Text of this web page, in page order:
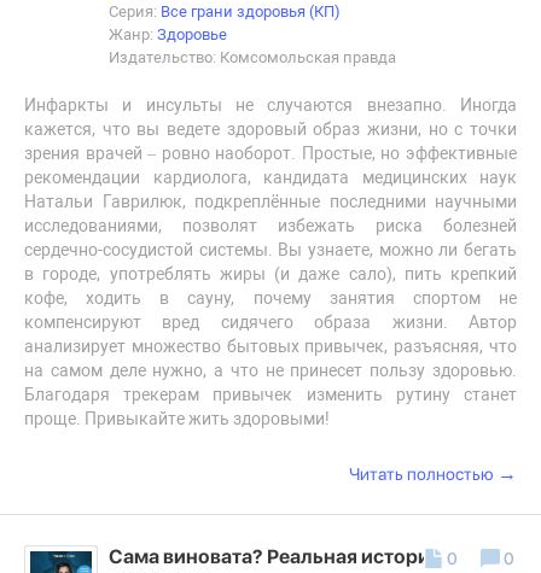
Серия: Все грани здоровья (КП)
Жанр: Здоровье
Издательство: Комсомольская правда
Инфаркты и инсульты не случаются внезапно. Иногда
кажется, что вы ведете здоровый образ жизни, но с точки
зрения врачей – ровно наоборот. Простые, но эффективные
рекомендации кардиолога, кандидата медицинских наук
Натальи Гаврилюк, подкреплённые последними научными
исследованиями, позволят избежать риска болезней
сердечно-сосудистой системы. Вы узнаете, можно ли бегать
в городе, употреблять жиры (и даже сало), пить крепкий
кофе, ходить в сауну, почему занятия спортом не
компенсируют вред сидячего образа жизни. Автор
анализирует множество бытовых привычек, разъясняя, что
на самом деле нужно, а что не принесет пользу здоровью.
Благодаря трекерам привычек изменить рутину станет
проще. Привыкайте жить здоровыми!
Читать полностью →
Сама виновата? Реальная история любви
0 0